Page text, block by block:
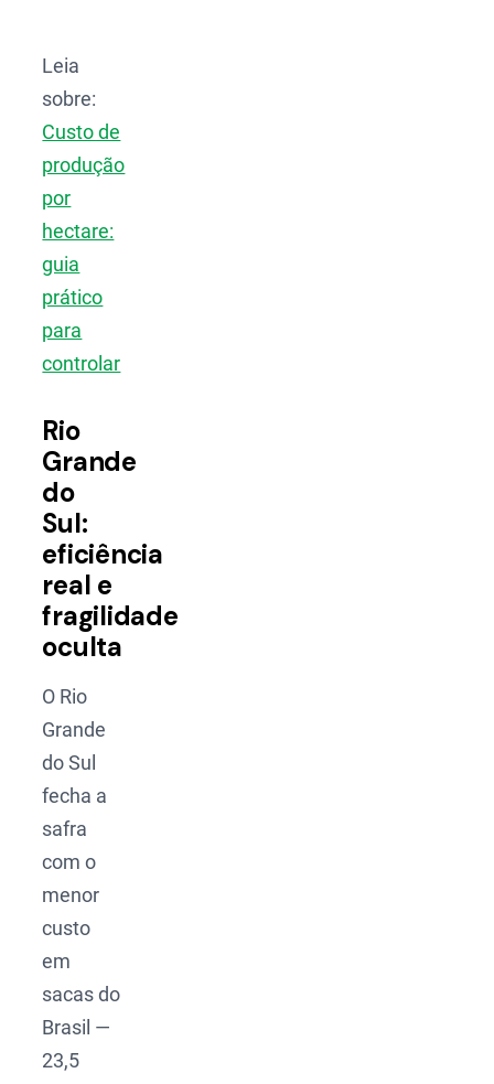
Leia
sobre:
Custo de
produção
por
hectare:
guia
prático
para
controlar
Rio
Grande
do
Sul:
eficiência
real e
fragilidade
oculta
O Rio
Grande
do Sul
fecha a
safra
com o
menor
custo
em
sacas do
Brasil —
23,5